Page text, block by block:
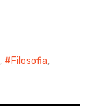
, Filosofia,